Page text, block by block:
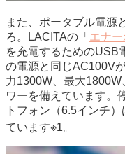
また、ポータブル電源
ろ。LACITAの「 エナ
を充電するためのUSB
の電源と同じAC100V
力1300W、最大
ワーを備えています。
トフォン（6.5インチ
ています※1。